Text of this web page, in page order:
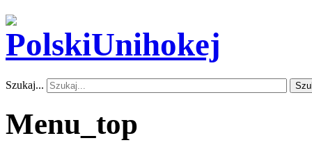
Szukaj...
Menu_top